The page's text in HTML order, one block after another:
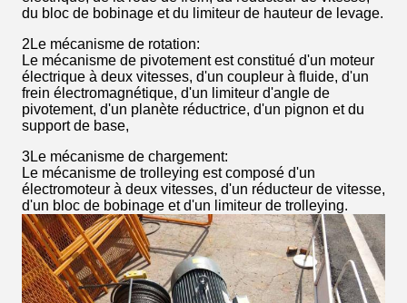
du bloc de bobinage et du limiteur de hauteur de levage.
2Le mécanisme de rotation:
Le mécanisme de pivotement est constitué d'un moteur
électrique à deux vitesses, d'un coupleur à fluide, d'un
frein électromagnétique, d'un limiteur d'angle de
pivotement, d'un planète réductrice, d'un pignon et du
support de base,
3Le mécanisme de chargement:
Le mécanisme de trolleying est composé d'un
électromoteur à deux vitesses, d'un réducteur de vitesse,
d'un bloc de bobinage et d'un limiteur de trolleying.